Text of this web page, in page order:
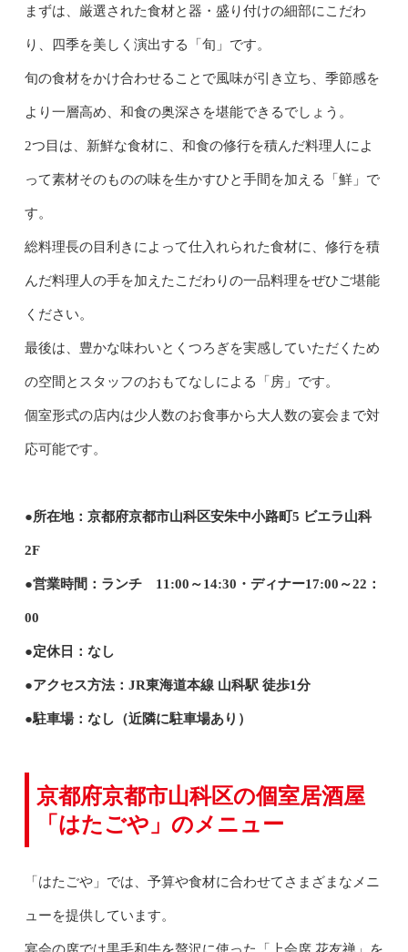
まずは、厳選された食材と器・盛り付けの細部にこだわ
り、四季を美しく演出する「旬」です。
旬の食材をかけ合わせることで風味が引き立ち、季節感を
より一層高め、和食の奥深さを堪能できるでしょう。
2つ目は、新鮮な食材に、和食の修行を積んだ料理人によ
って素材そのものの味を生かすひと手間を加える「鮮」で
す。
総料理長の目利きによって仕入れられた食材に、修行を積
んだ料理人の手を加えたこだわりの一品料理をぜひご堪能
ください。
最後は、豊かな味わいとくつろぎを実感していただくため
の空間とスタッフのおもてなしによる「房」です。
個室形式の店内は少人数のお食事から大人数の宴会まで対
応可能です。
●所在地：京都府京都市山科区安朱中小路町5 ビエラ山科
2F
●営業時間：ランチ 11:00～14:30・ディナー17:00～22：
00
●定休日：なし
●アクセス方法：JR東海道本線 山科駅 徒歩1分
●駐車場：なし（近隣に駐車場あり）
京都府京都市山科区の個室居酒屋
「はたごや」のメニュー
「はたごや」では、予算や食材に合わせてさまざまなメニ
ューを提供しています。